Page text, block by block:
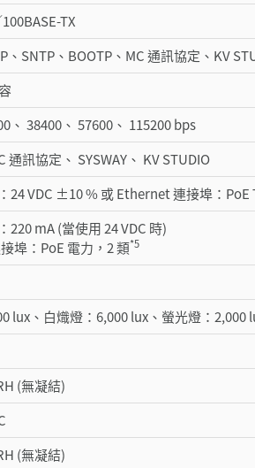
TX
、SNTP、BOOTP、MC 通訊協定、KV
、 38400、 57600、 115200 bps
通訊協定、 SYSWAY、 KV STUDIO
24 VDC ±10 % 或 Ethernet 連接埠：PoE
220 mA (當使用 24 VDC 時)
埠：PoE 電力，2 類*5
lux、白熾燈：6,000 lux、螢光燈：2,000
(無凝結)
(無凝結)